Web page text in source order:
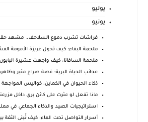
يوليو
يونيو
فراشات تشرب دموع السلاحف.. مشهد
ملحمة البقاء: كيف تحول غريزة الأمومة
ملحمة السافانا: كيف واجهت عشيرة
عجائب الحياة البرية: قصة صراع مثير
ذكاء الحيوان في الكماين: كواليس المواجهة
ماذا تفعل لو عثرت على كائن بري داخل
استراتيجيات الصيد والذكاء الجماعي في
أسرار التواصل تحت الماء: كيف تُبنى الثقة